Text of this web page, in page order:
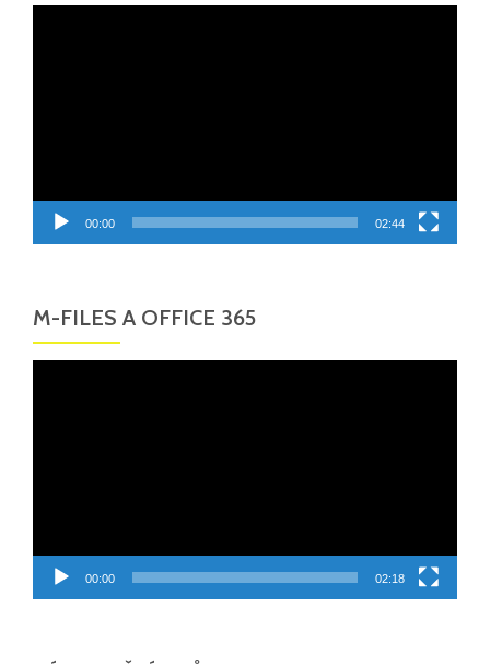
00:00 02:44
M-FILES A OFFICE 365
00:00 02:18